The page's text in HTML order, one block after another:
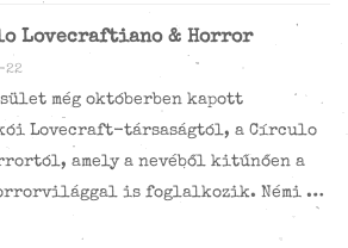
Lovecraftiano & Horror
22
még októberben kapott
Lovecraft-társaságtól, a Círculo
amely a nevéből kitűnően a
is foglalkozik. Némi …